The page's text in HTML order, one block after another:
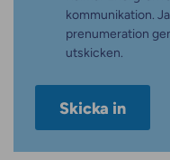
kommunikation.
prenumeration
utskicken.